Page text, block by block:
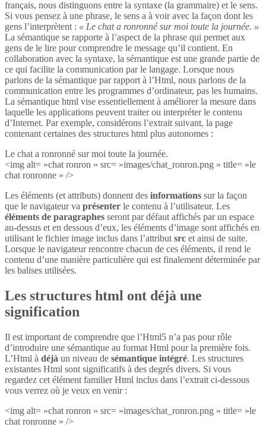
français, nous distinguons entre la syntaxe (la grammaire) et le sens.
Si vous pensez à une phrase, le sens a à voir avec la façon dont les
gens l’interprètent : « Le chat a ronronné sur moi toute la journée. »
La sémantique se rapporte à l’aspect de la phrase qui permet aux
gens de le lire pour comprendre le message qu’il contient. En
collaboration avec la syntaxe, la sémantique est une grande partie de
ce qui facilite la communication par le langage. Lorsque nous
parlons de la sémantique par rapport à l’Html, nous parlons de la
communication entre les programmes d’ordinateur, pas les humains.
La sémantique html vise essentiellement à améliorer la mesure dans
laquelle les applications peuvent traiter ou interpréter le contenu
d’Internet. Par exemple, considérons l’extrait suivant, la page
contenant certaines des structures html plus autonomes :
Le chat a ronronné sur moi toute la journée.
<img alt= »chat ronron » src= »images/chat_ronron.png » title= »le
chat ronronne » />
Les éléments (et attributs) donnent des informations sur la façon
que le navigateur va présenter le contenu à l’utilisateur. Les
éléments de paragraphes seront par défaut affichés par un espace
au-dessus et en dessous d’eux, les éléments d’image sont affichés en
utilisant le fichier image inclus dans l’attribut src et ainsi de suite.
Lorsque le navigateur rencontre chacun de ces éléments, il rend le
contenu d’une manière particulière qui est finalement déterminée par
les balises utilisées.
Les structures html ont déjà une
signification
Il est important de comprendre que l’Html5 n’a pas pour rôle
d’introduire une sémantique au format Html pour la première fois.
L’Html à déjà un niveau de sémantique intégré. Les structures
existantes Html sont significatifs à des degrés divers. Si vous
regardez cet élément familier Html inclus dans l’extrait ci-dessous
vous verrez où je veux en venir :
<img alt= »chat ronron » src= »images/chat_ronron.png » title= »le
chat ronronne » />